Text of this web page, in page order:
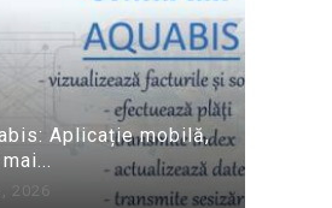
Aplicație mobilă,
2026